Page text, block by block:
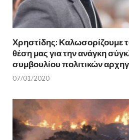
Χρηστίδης: Καλωσορίζουμε
θέση μας για την ανάγκη
συμβουλίου πολιτικών
07/01/2020